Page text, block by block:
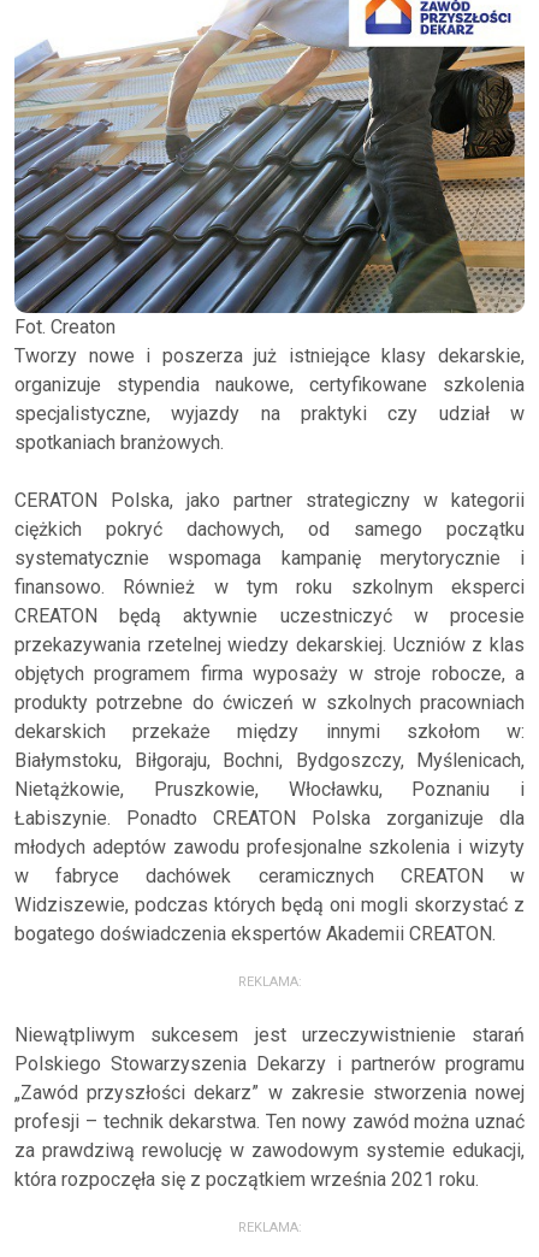
Fot. Creaton
Tworzy nowe i poszerza już istniejące klasy dekarskie,
organizuje stypendia naukowe, certyfikowane szkolenia
specjalistyczne, wyjazdy na praktyki czy udział w
spotkaniach branżowych.
CERATON Polska, jako partner strategiczny w kategorii
ciężkich pokryć dachowych, od samego początku
systematycznie wspomaga kampanię merytorycznie i
finansowo. Również w tym roku szkolnym eksperci
CREATON będą aktywnie uczestniczyć w procesie
przekazywania rzetelnej wiedzy dekarskiej. Uczniów z klas
objętych programem firma wyposaży w stroje robocze, a
produkty potrzebne do ćwiczeń w szkolnych pracowniach
dekarskich przekaże między innymi szkołom w:
Białymstoku, Biłgoraju, Bochni, Bydgoszczy, Myślenicach,
Nietążkowie, Pruszkowie, Włocławku, Poznaniu i
Łabiszynie. Ponadto CREATON Polska zorganizuje dla
młodych adeptów zawodu profesjonalne szkolenia i wizyty
w fabryce dachówek ceramicznych CREATON w
Widziszewie, podczas których będą oni mogli skorzystać z
bogatego doświadczenia ekspertów Akademii CREATON.
REKLAMA:
Niewątpliwym sukcesem jest urzeczywistnienie starań
Polskiego Stowarzyszenia Dekarzy i partnerów programu
„Zawód przyszłości dekarz” w zakresie stworzenia nowej
profesji – technik dekarstwa. Ten nowy zawód można uznać
za prawdziwą rewolucję w zawodowym systemie edukacji,
która rozpoczęła się z początkiem września 2021 roku.
REKLAMA: